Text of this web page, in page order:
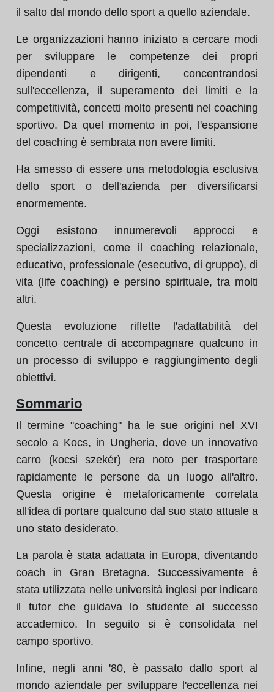
il salto dal mondo dello sport a quello aziendale.
Le organizzazioni hanno iniziato a cercare modi
per sviluppare le competenze dei propri
dipendenti e dirigenti, concentrandosi
sull'eccellenza, il superamento dei limiti e la
competitività, concetti molto presenti nel coaching
sportivo. Da quel momento in poi, l'espansione
del coaching è sembrata non avere limiti.
Ha smesso di essere una metodologia esclusiva
dello sport o dell'azienda per diversificarsi
enormemente.
Oggi esistono innumerevoli approcci e
specializzazioni, come il coaching relazionale,
educativo, professionale (esecutivo, di gruppo), di
vita (life coaching) e persino spirituale, tra molti
altri.
Questa evoluzione riflette l'adattabilità del
concetto centrale di accompagnare qualcuno in
un processo di sviluppo e raggiungimento degli
obiettivi.
Sommario
Il termine "coaching" ha le sue origini nel XVI
secolo a Kocs, in Ungheria, dove un innovativo
carro (kocsi szekér) era noto per trasportare
rapidamente le persone da un luogo all'altro.
Questa origine è metaforicamente correlata
all'idea di portare qualcuno dal suo stato attuale a
uno stato desiderato.
La parola è stata adattata in Europa, diventando
coach in Gran Bretagna. Successivamente è
stata utilizzata nelle università inglesi per indicare
il tutor che guidava lo studente al successo
accademico. In seguito si è consolidata nel
campo sportivo.
Infine, negli anni '80, è passato dallo sport al
mondo aziendale per sviluppare l'eccellenza nei